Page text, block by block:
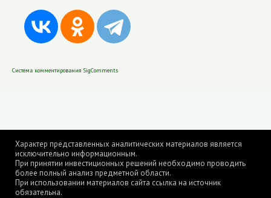
Система комментирования SigComments
Характер представленных аналитических материалов является
исключительно информационным.
При принятии инвестиционных решений необходимо проводить
более полный анализ предметной области.
При использовании материалов сайта ссылка на источник
обязательна.